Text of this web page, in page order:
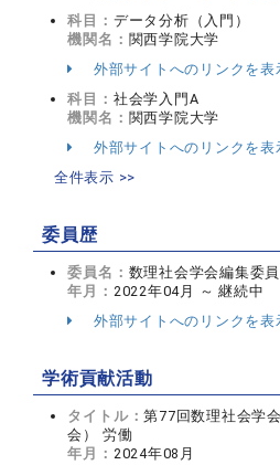
科目： データ分析（入門）
機関名： 関西学院大学
外部サイトへのリンクを表
科目： 社会学入門A
機関名： 関西学院大学
外部サイトへのリンクを表
全件表示 >>
委員歴
委員名： 数理社会学会編集委員
年月： 2022年04月 ～ 継続中
外部サイトへのリンクを表
学術貢献活動
タイトル：第77回数理社会学
会） 労働
年月： 2024年08月